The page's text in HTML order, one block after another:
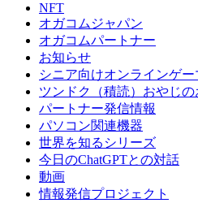
NFT
オガコムジャパン
オガコムパートナー
お知らせ
シニア向けオンラインゲ
ツンドク（積読）おやじ
パートナー発信情報
パソコン関連機器
世界を知るシリーズ
今日のChatGPTとの対話
動画
情報発信プロジェクト